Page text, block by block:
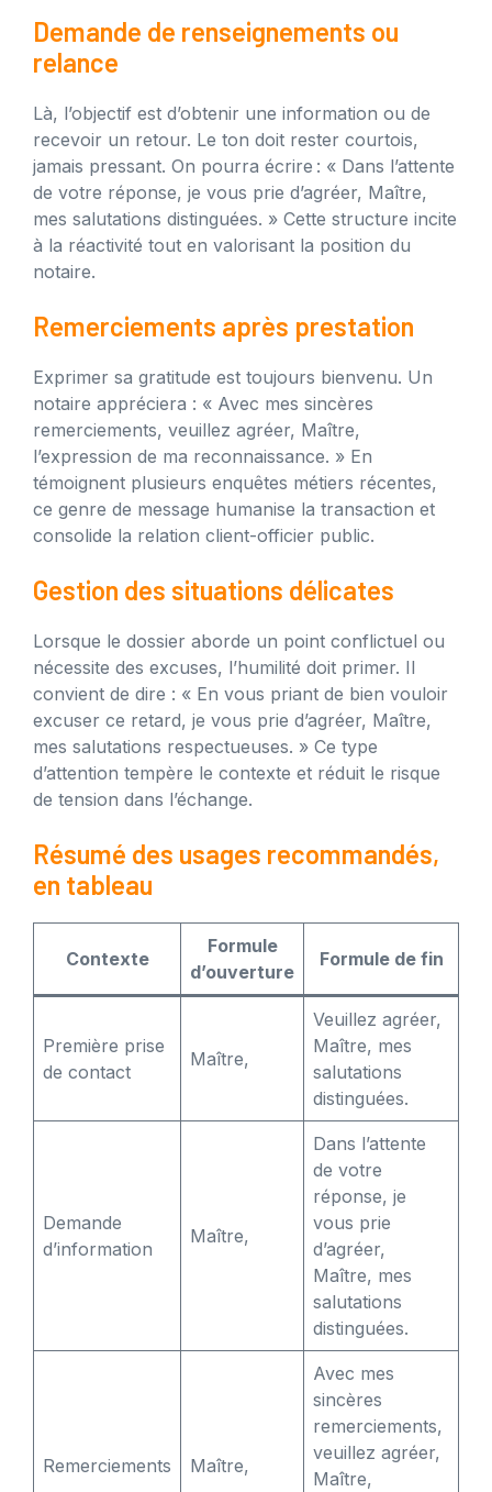
Demande de renseignements ou
relance
Là, l’objectif est d’obtenir une information ou de
recevoir un retour. Le ton doit rester courtois,
jamais pressant. On pourra écrire : « Dans l’attente
de votre réponse, je vous prie d’agréer, Maître,
mes salutations distinguées. » Cette structure incite
à la réactivité tout en valorisant la position du
notaire.
Remerciements après prestation
Exprimer sa gratitude est toujours bienvenu. Un
notaire appréciera : « Avec mes sincères
remerciements, veuillez agréer, Maître,
l’expression de ma reconnaissance. » En
témoignent plusieurs enquêtes métiers récentes,
ce genre de message humanise la transaction et
consolide la relation client-officier public.
Gestion des situations délicates
Lorsque le dossier aborde un point conflictuel ou
nécessite des excuses, l’humilité doit primer. Il
convient de dire : « En vous priant de bien vouloir
excuser ce retard, je vous prie d’agréer, Maître,
mes salutations respectueuses. » Ce type
d’attention tempère le contexte et réduit le risque
de tension dans l’échange.
Résumé des usages recommandés,
en tableau
Contexte
Formule
d’ouverture
Formule de fin
Première prise
de contact
Maître,
Veuillez agréer,
Maître, mes
salutations
distinguées.
Demande
d’information
Maître,
Dans l’attente
de votre
réponse, je
vous prie
d’agréer,
Maître, mes
salutations
distinguées.
Remerciements Maître,
Avec mes
sincères
remerciements,
veuillez agréer,
Maître,